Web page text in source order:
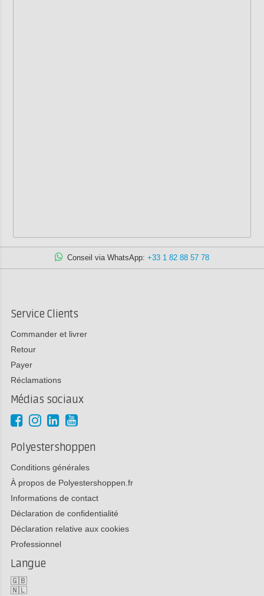
Conseil via WhatsApp: +33 1 82 88 57 78
Service Clients
Commander et livrer
Retour
Payer
Réclamations
Médias sociaux
Polyestershoppen
Conditions générales
À propos de Polyestershoppen.fr
Informations de contact
Déclaration de confidentialité
Déclaration relative aux cookies
Professionnel
Langue
🇬🇧
🇳🇱